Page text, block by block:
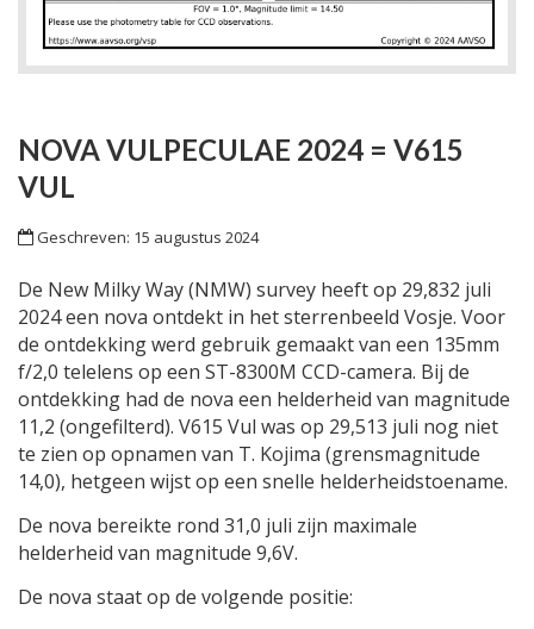
NOVA VULPECULAE 2024 = V615
VUL
Geschreven: 15 augustus 2024
De New Milky Way (NMW) survey heeft op 29,832 juli
2024 een nova ontdekt in het sterrenbeeld Vosje. Voor
de ontdekking werd gebruik gemaakt van een 135mm
f/2,0 telelens op een ST-8300M CCD-camera. Bij de
ontdekking had de nova een helderheid van magnitude
11,2 (ongefilterd). V615 Vul was op 29,513 juli nog niet
te zien op opnamen van T. Kojima (grensmagnitude
14,0), hetgeen wijst op een snelle helderheidstoename.
De nova bereikte rond 31,0 juli zijn maximale
helderheid van magnitude 9,6V.
De nova staat op de volgende positie: